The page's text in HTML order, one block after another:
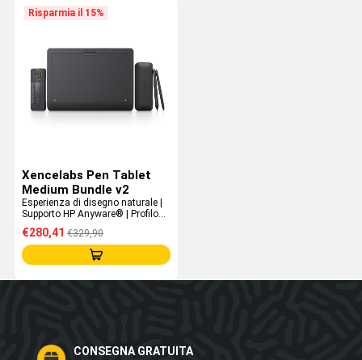
Risparmia il 15%
Xencelabs Pen Tablet
Medium Bundle v2
Esperienza di disegno naturale |
Supporto HP Anyware® | Profilo
€280,41 €329,90
CONSEGNA GRATUITA